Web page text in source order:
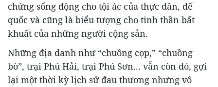
chứng sống động cho tội ác của thực dân, đế
quốc và cũng là biểu tượng cho tinh thần bất
khuất của những người cộng sản.
Những địa danh như “chuồng cọp,” “chuồng
bò”, trại Phú Hải, trại Phú Sơn... vẫn còn đó, gợi
lại một thời kỳ lịch sử đau thương nhưng vô